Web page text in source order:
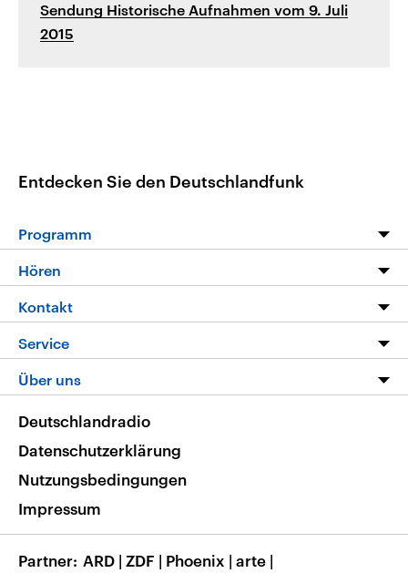
Sendung Historische Aufnahmen vom 9. Juli
2015
Entdecken Sie den Deutschlandfunk
Programm
Programm
Die Nachrichten
Nachrichtenleicht
Neue Beiträge auf dlf.de
Hören
Livestream
Podcasts
Deutschlandfunk App
Nachrichten App
Frequenzen
Kontakt
Hörerservice
Service
FAQ
Veranstaltungen
Musikliste
RSS
Über uns
Barrierefreiheit
Deutschlandradio
Datenschutzerklärung
Nutzungsbedingungen
Impressum
Partner ARD | ZDF | Phoenix | arte |